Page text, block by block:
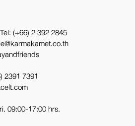
(+66) 2 392 2845
2391 7391
09:00-17:00 hrs.